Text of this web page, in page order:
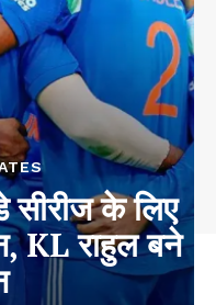
के लिए
KL राहुल बने